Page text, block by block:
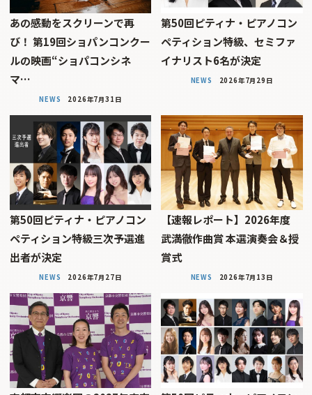
あの感動をスクリーンで再
び！ 第19回ショパンコンクー
ルの映画“ショパコンシネ
マ…
NEWS 2026年7月31日
第50回ピティナ・ピアノコン
ペティション特級、セミファ
イナリスト6名が決定
NEWS 2026年7月29日
第50回ピティナ・ピアノコン
ペティション特級三次予選進
出者が決定
NEWS 2026年7月27日
【速報レポート】2026年度
武満徹作曲賞 本選演奏会＆授
賞式
NEWS 2026年7月13日